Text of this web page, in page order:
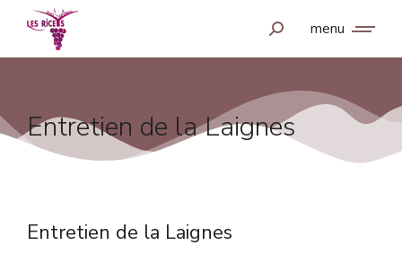
menu
Entretien de la Laignes
Entretien de la Laignes